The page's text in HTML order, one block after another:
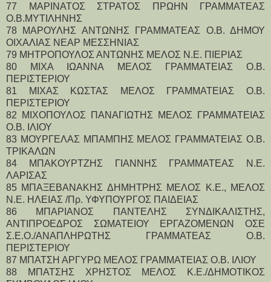
77 ΜΑΡΙΝΑΤΟΣ ΣΤΡΑΤΟΣ ΠΡΩΗΝ ΓΡΑΜΜΑΤΕΑΣ
Ο.Β.ΜΥΤΙΛΗΝΗΣ
78 ΜΑΡΟΥΛΗΣ ΑΝΤΩΝΗΣ ΓΡΑΜΜΑΤΕΑΣ Ο.Β. ΔΗΜΟΥ
ΟΙΧΑΛΙΑΣ ΝΕΑΡ ΜΕΣΣΗΝΙΑΣ
79 ΜΗΤΡΟΠΟΥΛΟΣ ΑΝΤΩΝΗΣ ΜΕΛΟΣ Ν.Ε. ΠΙΕΡΙΑΣ
80 ΜΙΧΑ ΙΩΑΝΝΑ ΜΕΛΟΣ ΓΡΑΜΜΑΤΕΙΑΣ Ο.Β.
ΠΕΡΙΣΤΕΡΙΟΥ
81 ΜΙΧΑΣ ΚΩΣΤΑΣ ΜΕΛΟΣ ΓΡΑΜΜΑΤΕΙΑΣ Ο.Β.
ΠΕΡΙΣΤΕΡΙΟΥ
82 ΜΙΧΟΠΟΥΛΟΣ ΠΑΝΑΓΙΩΤΗΣ ΜΕΛΟΣ ΓΡΑΜΜΑΤΕΙΑΣ
Ο.Β. ΙΛΙΟΥ
83 ΜΟΥΡΓΕΛΑΣ ΜΠΑΜΠΗΣ ΜΕΛΟΣ ΓΡΑΜΜΑΤΕΙΑΣ Ο.Β.
ΤΡΙΚΑΛΩΝ
84 ΜΠΑΚΟΥΡΤΖΗΣ ΓΙΑΝΝΗΣ ΓΡΑΜΜΑΤΕΑΣ Ν.Ε.
ΛΑΡΙΣΑΣ
85 ΜΠΑΞΕΒΑΝΑΚΗΣ ΔΗΜΗΤΡΗΣ ΜΕΛΟΣ Κ.Ε., ΜΕΛΟΣ
Ν.Ε. ΗΛΕΙΑΣ /Πρ. ΥΦΥΠΟΥΡΓΟΣ ΠΑΙΔΕΙΑΣ
86 ΜΠΑΡΙΑΝΟΣ ΠΑΝΤΕΛΗΣ ΣΥΝΔΙΚΑΛΙΣΤΗΣ,
ΑΝΤΙΠΡΟΕΔΡΟΣ ΣΩΜΑΤΕΙΟΥ ΕΡΓΑΖΟΜΕΝΩΝ ΟΣΕ
Σ.Ε.Ο./ΑΝΑΠΛΗΡΩΤΗΣ ΓΡΑΜΜΑΤΕΑΣ Ο.Β.
ΠΕΡΙΣΤΕΡΙΟΥ
87 ΜΠΑΤΣΗ ΑΡΓΥΡΩ ΜΕΛΟΣ ΓΡΑΜΜΑΤΕΙΑΣ Ο.Β. ΙΛΙΟΥ
88 ΜΠΑΤΣΗΣ ΧΡΗΣΤΟΣ ΜΕΛΟΣ Κ.Ε./ΔΗΜΟΤΙΚΟΣ